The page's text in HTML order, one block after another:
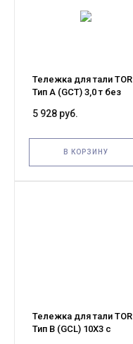
Тележка для тали TOR
Тип А (GCT) 3,0 т без
передвижения (G)
5 928 руб.
В КОРЗИНУ
Тележка для тали TOR
Тип В (GCL) 10Х3 с